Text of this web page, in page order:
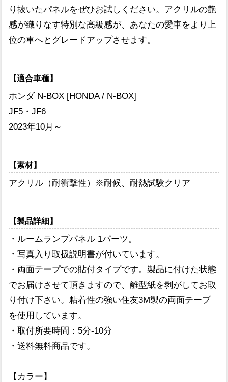
り抜いたパネルをぜひお試しください。アクリルの艶
感が織りなす特別な高級感が、あなたの愛車をより上
位の車へとグレードアップさせます。
【適合車種】
ホンダ N-BOX [HONDA / N-BOX]
JF5・JF6
2023年10月～
【素材】
アクリル（耐衝撃性）※耐候、耐熱試験クリア
【製品詳細】
・ルームランプパネル 1パーツ。
・写真入り取扱説明書が付いています。
・両面テープでの貼付タイプです。製品に付けた状態
でお届けさせて頂きますので、離型紙を剥がしてお取
り付け下さい。粘着性の強い住友3M製の両面テープ
を使用しています。
・取付所要時間：5分-10分
・送料無料商品です。
【カラー】